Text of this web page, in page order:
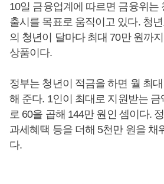
10일 금융업계에 따르면 금융위는
출시를 목표로 움직이고 있다. 청
의 청년이 달마다 최대 70만 원까
상품이다.
정부는 청년이 적금을 하면 월 최
해 준다. 1인이 최대로 지원받는
로 60을 곱해 144만 원인 셈이다.
과세혜택 등을 더해 5천만 원을 채
다.